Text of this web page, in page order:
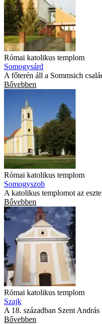
Római katolikus templom
Somogysárd
A főterén áll a Sommsich
Bővebben
Római katolikus templom
Somogyszob
A katolikus templomot az
Bővebben
Római katolikus templom
Szajk
A 18. században Szent
Bővebben